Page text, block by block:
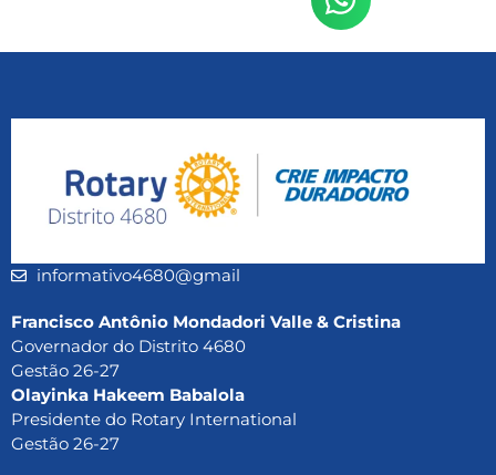
informativo4680@gmail
Francisco Antônio Mondadori Valle & Cristina
Governador do Distrito 4680
Gestão 26-27
Olayinka Hakeem Babalola
Presidente do Rotary International
Gestão 26-27